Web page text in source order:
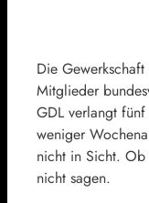
Die
Mitglieder
GDL verlangt
weniger
nicht in Sicht.
nicht sagen.